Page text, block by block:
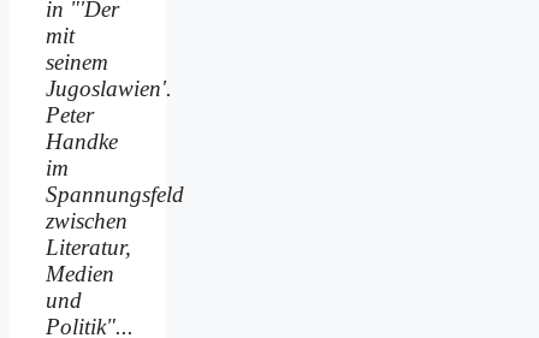
in "'Der
mit
seinem
Jugoslawien'.
Peter
Handke
im
Spannungsfeld
zwischen
Literatur,
Medien
und
Politik"...